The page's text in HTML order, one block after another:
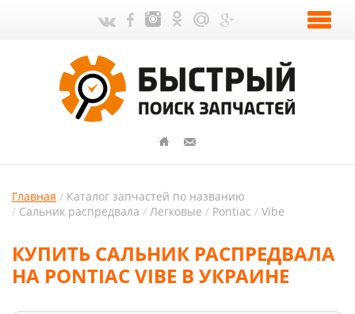
Главная
Каталог запчастей по названию
Сальник распредвала
Легковые Pontiac Vibe
КУПИТЬ САЛЬНИК РАСПРЕДВАЛА
НА PONTIAC VIBE В УКРАИНЕ